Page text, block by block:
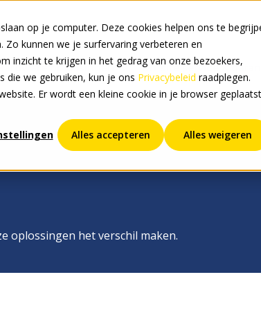
op je computer. Deze cookies helpen ons te
kunnen we je surfervaring verbeteren en
inzicht te krijgen in het gedrag van onze bezoekers,
die we gebruiken, kun je ons Privacybeleid raadplegen.
Er wordt een kleine cookie in je browser geplaatst
Alles accepteren Alles weigeren
oplossingen Show submenu for
On-site service &
oplossingen het verschil maken.